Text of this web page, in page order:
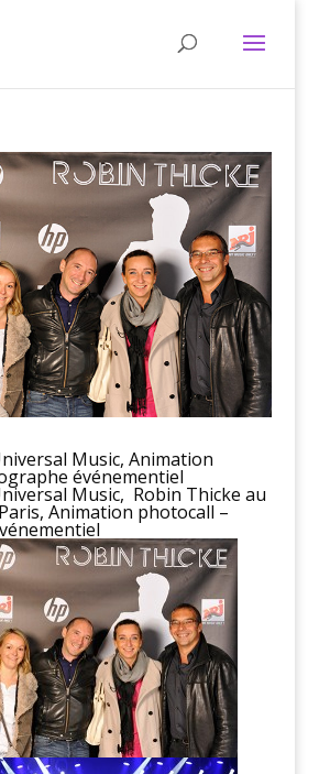
Music, Animation
événementiel
Music, Robin Thicke au
Animation photocall –